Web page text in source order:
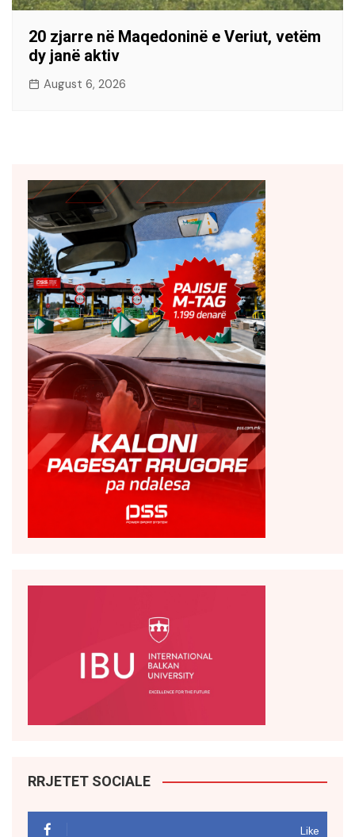
20 zjarre në Maqedoninë e Veriut, vetëm
dy janë aktiv
August 6, 2026
RRJETET SOCIALE
Like